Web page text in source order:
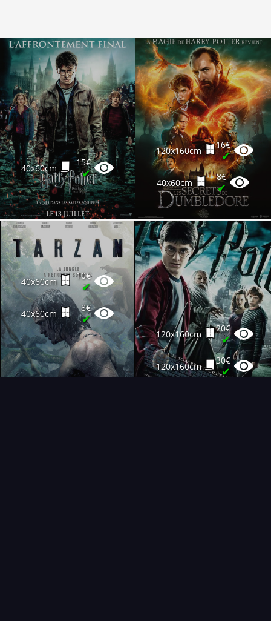
40x60cm
15€
✔
120x160cm
16€
✔
40x60cm
8€
✔
40x60cm
10€
✔
40x60cm
8€
✔
120x160cm
20€
✔
120x160cm
30€
✔